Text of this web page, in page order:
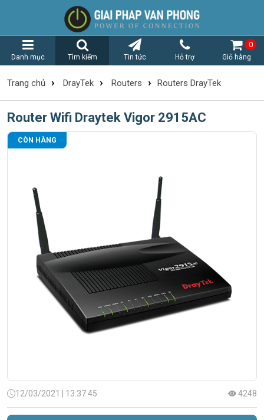
Danh mục Tìm kiếm Tin tức Hỗ trợ Giỏ hàng
0
Trang chủ › DrayTek › Routers › Routers DrayTek
Router Wifi Draytek Vigor 2915AC
CÒN HÀNG
12/03/2021 | 13:37:45 4248